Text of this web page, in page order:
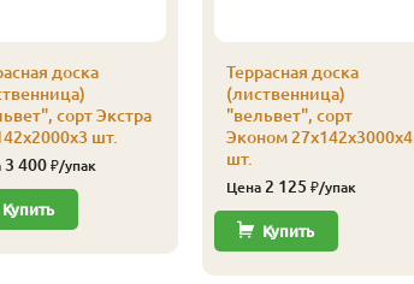
доска
сорт Экстра
шт.
3 400₽/упак
Купить
Террасная доска
(лиственница)
"вельвет", сорт
Эконом 27х142х3000х4
шт.
Цена 2 125 ₽/упак
Купить